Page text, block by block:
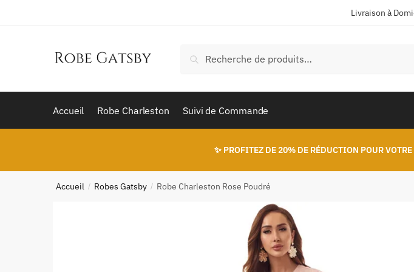
Livraison à
pour :
Recherche
Accueil Robe Charleston Suivi de Commande
✨ PROFITEZ DE 20% DE RÉDUCTION POUR
Accueil / Robes Gatsby / Robe Charleston Rose Poudré